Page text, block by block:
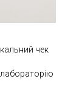
чек